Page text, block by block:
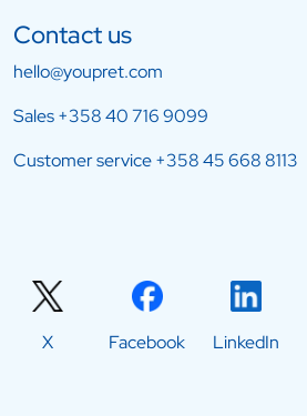
Contact us
hello@youpret.com
Sales+358 40 716 9099
Customer service+358 45 668 8113
X Facebook LinkedIn